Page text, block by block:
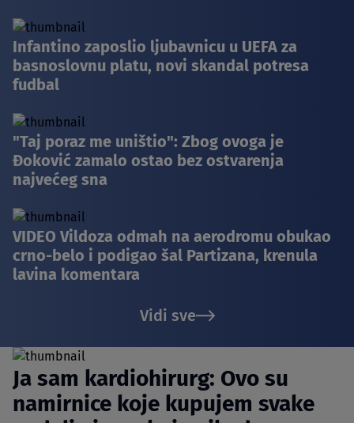
Infantino zaposlio ljubavnicu u UEFA za
basnoslovnu platu, novi skandal potresa
fudbal
"Taj poraz me uništio": Zbog ovoga je
Đoković zamalo ostao bez ostvarenja
najvećeg sna
VIDEO Vildoza odmah na aerodromu obukao
crno-belo i podigao šal Partizana, krenula
lavina komentara
Vidi sve
Ja sam kardiohirurg: Ovo su
namirnice koje kupujem svake